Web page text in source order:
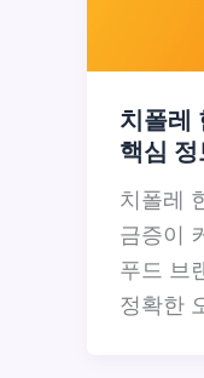
치폴레
핵심 정
치폴레
금증이
푸드 브
정확한